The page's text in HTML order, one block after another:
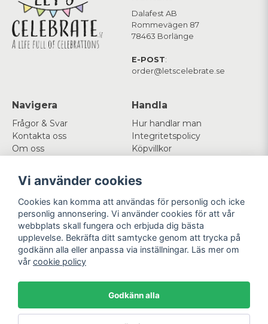
Dalafest AB
Rommevägen 87
78463 Borlänge
E-POST:
order@letscelebrate.se
Navigera
Frågor & Svar
Kontakta oss
Om oss
Handla
Hur handlar man
Integritetspolicy
Köpvillkor
Mitt konto
Logga in
Registrera dig
Glömt lösenord?
Följ oss
Facebook
Instagram
Betala enkelt Vi levererar med
Vi använder cookies
Cookies kan komma att användas för personlig och icke
personlig annonsering. Vi använder cookies för att vår
webbplats skall fungera och erbjuda dig bästa
upplevelse. Bekräfta ditt samtycke genom att trycka på
godkänn alla eller anpassa via inställningar. Läs mer om
vår cookie policy
Godkänn alla